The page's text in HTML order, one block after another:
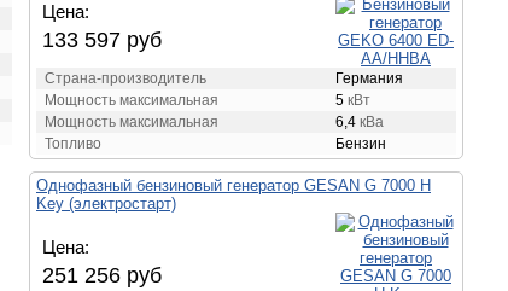
Цена:
133 597 руб
Страна-производитель
Германия
Мощность максимальная
5 кВт
Мощность максимальная
6,4 кВа
Топливо
Бензин
Однофазный бензиновый генератор GESAN G 7000 H
Key (электростарт)
Цена:
251 256 руб